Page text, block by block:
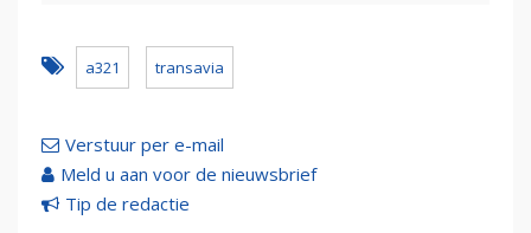
a321 transavia
Verstuur per e-mail
Meld u aan voor de nieuwsbrief
Tip de redactie